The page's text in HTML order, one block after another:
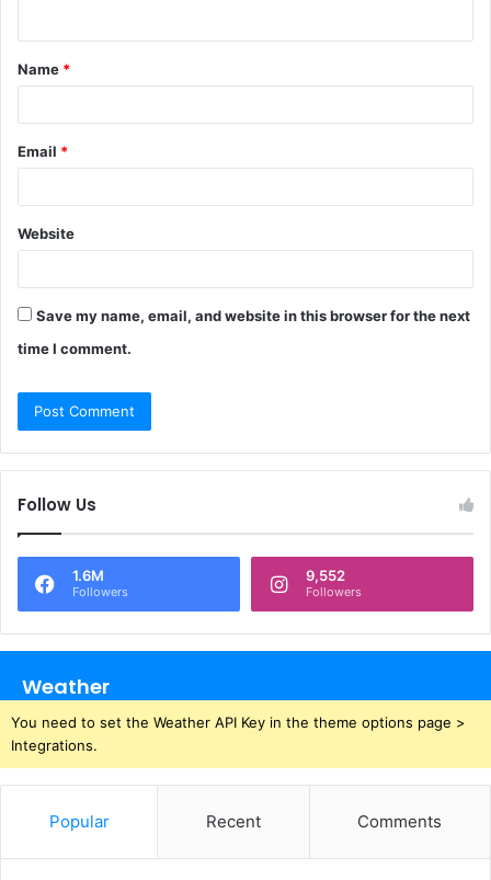
t
*
Name *
Email *
Website
Save my name, email, and website in this browser for the next
time I comment.
Follow Us
1.6M
Followers
9,552
Followers
Weather
You need to set the Weather API Key in the theme options page >
Integrations.
Popular Recent Comments